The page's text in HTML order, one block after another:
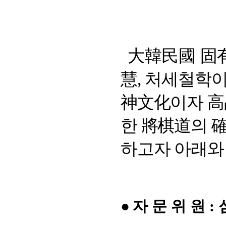
大韓民國 固
慧, 처세철학
神文化이자
한 將棋道의
하고자 아래
● 자 문 위 원 :